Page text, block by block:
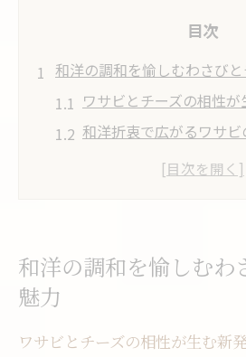
目次
和洋の調和を愉しむわさび
ワサビとチーズの相性
和洋折衷で広がるワサ
チーズとワサビが引き出
チーズとワサビが生み出す新
ト
和洋の調和を愉しむわ
魅力
ワサビとチーズの相性が生む新